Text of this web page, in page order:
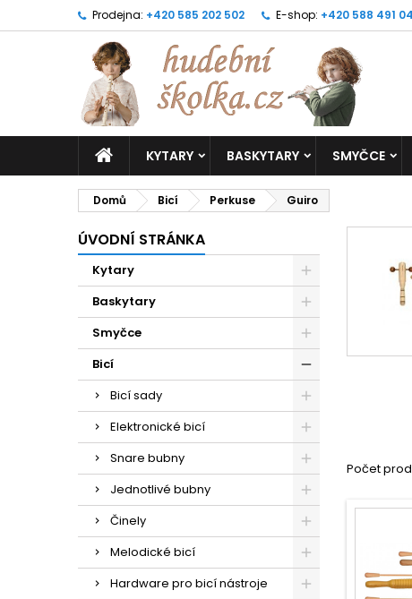
Prodejna: +420 585 202 502 E-shop: +420 588 491
KYTARY BASKYTARY SMYČCE
Domů Bicí Perkuse Guiro
ÚVODNÍ STRÁNKA
Kytary
Baskytary
Smyčce
Bicí
Bicí sady
Elektronické bicí
Snare bubny
Jednotlivé bubny
Činely
Melodické bicí
Hardware pro bicí nástroje
Počet